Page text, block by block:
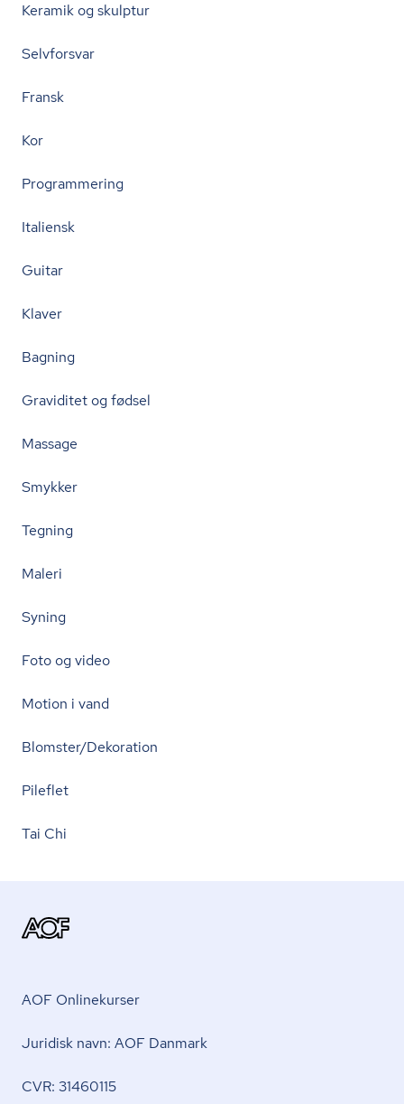
Keramik og skulptur
Selvforsvar
Fransk
Kor
Programmering
Italiensk
Guitar
Klaver
Bagning
Graviditet og fødsel
Massage
Smykker
Tegning
Maleri
Syning
Foto og video
Motion i vand
Blomster/Dekoration
Pileflet
Tai Chi
AOF Onlinekurser
Juridisk navn: AOF Danmark
CVR: 31460115